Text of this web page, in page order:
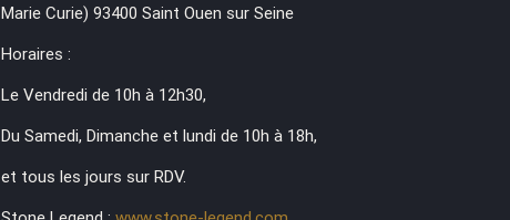
Marie Curie) 93400 Saint Ouen sur Seine
Horaires :
Le Vendredi de 10h à 12h30,
Du Samedi, Dimanche et lundi de 10h à 18h,
et tous les jours sur RDV.